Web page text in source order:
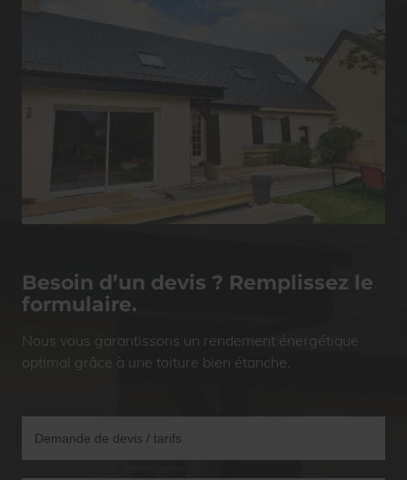
Besoin d’un devis ? Remplissez le
formulaire.
Nous vous garantissons un rendement énergétique
optimal grâce à une toiture bien étanche.